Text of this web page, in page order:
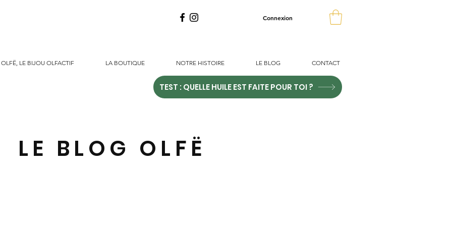
Connexion
OLFË, LE BIJOU OLFACTIF LA BOUTIQUE NOTRE HISTOIRE LE BLOG CONTACT
TEST : QUELLE HUILE EST FAITE POUR TOI ?
LE BLOG OLFË